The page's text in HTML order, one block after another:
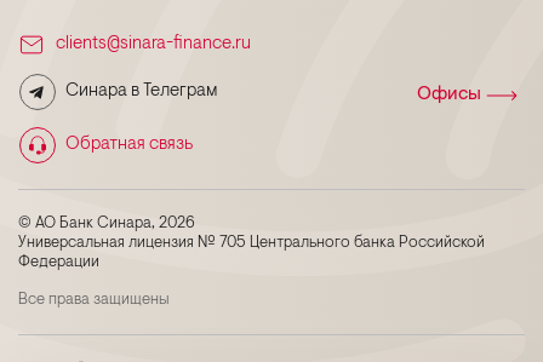
© АО Банк Синара, 2026
Универсальная лицензия № 705 Центрального банка Российской
Федерации
Все права защищены
clients@sinara-finance.ru
Синара в Телеграм
Обратная связь
Офисы